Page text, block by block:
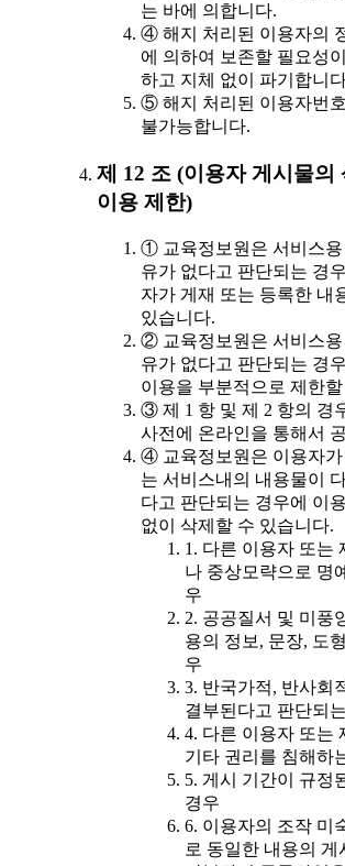
는 바에 의합니다.
④ 해지 처리된 이용자의
에 의하여 보존할 필요성
하고 지체 없이 파기합니
⑤ 해지 처리된 이용자번
불가능합니다.
제 12 조 (이용자 게시물의
이용 제한)
① 교육정보원은 서비스용
유가 없다고 판단되는 경
자가 게재 또는 등록한 내
있습니다.
② 교육정보원은 서비스용
유가 없다고 판단되는 경
이용을 부분적으로 제한
③ 제 1 항 및 제 2 항의 경
사전에 온라인을 통해서
④ 교육정보원은 이용자
는 서비스내의 내용물이
다고 판단되는 경우에 이
없이 삭제할 수 있습니다.
1. 다른 이용자 또는
나 중상모략으로 명
우
2. 공공질서 및 미풍
용의 정보, 문장, 도
우
3. 반국가적, 반사회
결부된다고 판단되
4. 다른 이용자 또는
기타 권리를 침해하
5. 게시 기간이 규정
경우
6. 이용자의 조작 미
로 동일한 내용의 게